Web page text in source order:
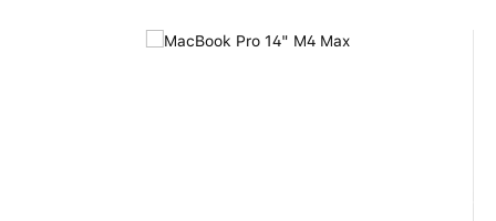
Bildergalerie überspringen